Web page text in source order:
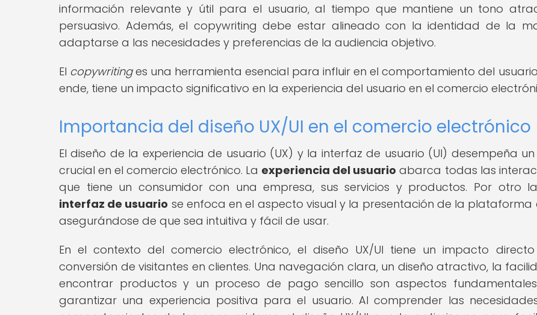
información relevante y útil para el usuario, al tiempo que mantiene un tono
persuasivo. Además, el copywriting debe estar alineado con la identidad de la
adaptarse a las necesidades y preferencias de la audiencia objetivo.
El copywritinges una herramienta esencial para influir en el comportamiento del
ende, tiene un impacto significativo en la experiencia del usuario en el comercio
Importancia del diseño UX/UI en el comercio electrónico
El diseño de la experiencia de usuario (UX) y la interfaz de usuario (UI) desempeña
crucial en el comercio electrónico. La experiencia del usuario abarca todas las
que tiene un consumidor con una empresa, sus servicios y productos. Por otro
interfaz de usuario se enfoca en el aspecto visual y la presentación de la plataforma
asegurándose de que sea intuitiva y fácil de usar.
En el contexto del comercio electrónico, el diseño UX/UI tiene un impacto
conversión de visitantes en clientes. Una navegación clara, un diseño atractivo, la
encontrar productos y un proceso de pago sencillo son aspectos
garantizar una experiencia positiva para el usuario. Al comprender las